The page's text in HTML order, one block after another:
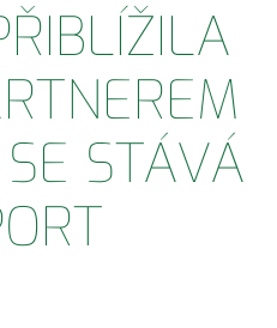
STÁVÁ